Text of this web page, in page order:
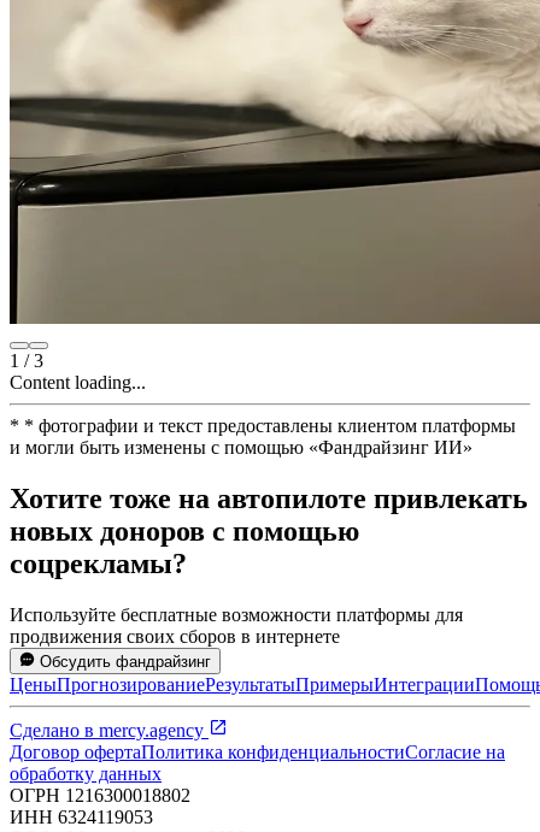
1 /3
Content loading...
* * фотографии и текст предоставлены клиентом платформы
и могли быть изменены с помощью «Фандрайзинг ИИ»
Хотите тоже на автопилоте привлекать
новых доноров с помощью
соцрекламы?
Используйте бесплатные возможности платформы для
продвижения своих сборов в интернете
Обсудить фандрайзинг
ЦеныПрогнозированиеРезультатыПримерыИнтеграции
Сделано в mercy.agency
Договор офертаПолитика конфиденциальностиСогласие на
обработку данных
ОГРН 1216300018802
ИНН 6324119053